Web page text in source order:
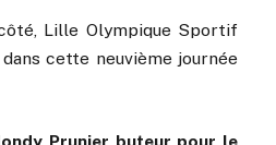
Lille Olympique Sportif
cette neuvième journée